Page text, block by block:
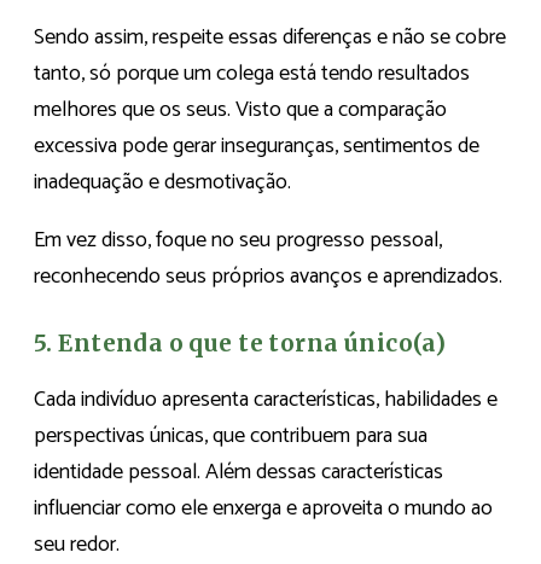
Sendo assim, respeite essas diferenças e não se cobre
tanto, só porque um colega está tendo resultados
melhores que os seus. Visto que a comparação
excessiva pode gerar inseguranças, sentimentos de
inadequação e desmotivação.
Em vez disso, foque no seu progresso pessoal,
reconhecendo seus próprios avanços e aprendizados.
5. Entenda o que te torna único(a)
Cada indivíduo apresenta características, habilidades e
perspectivas únicas, que contribuem para sua
identidade pessoal. Além dessas características
influenciar como ele enxerga e aproveita o mundo ao
seu redor.